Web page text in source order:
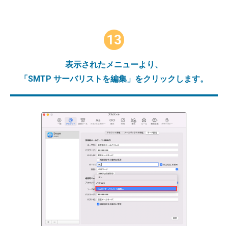
13
表示されたメニューより、
「SMTP サーバリストを編集」をクリックします。